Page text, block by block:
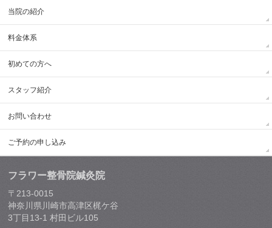
当院の紹介
料金体系
初めての方へ
スタッフ紹介
お問い合わせ
ご予約の申し込み
フラワー整骨院鍼灸院
〒213-0015
神奈川県川崎市高津区梶ケ谷
3丁目13-1 村田ビル105